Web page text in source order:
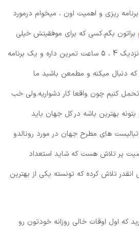
ریزی و اهمیت اون ، میخوام درمورد
براتون بگم.کسی که برای موفقیتش خیلی
زحمت کشیده و شاید روزانه نزدیک 4 ، 5 ساعت تمرین داره و یک برنامه
دنبال میکنه و مطمعن باشید ما
تحمل کنیم چون واقعا کار دشواریه.ولی خب
بهترین باشه در کل جهان باید
های مطرح جهان در مورد رونالدو
پر تلاش هست که شاید استعداد
انقدر تلاش کرده که تونسته یکی از بهترین
که اول اوقات خالی روزانه خودتون رو